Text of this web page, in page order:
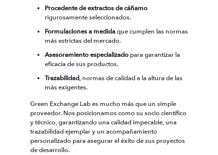
Procedente de extractos de cáñamo
rigurosamente seleccionados.
Formulaciones a medidaque cumplen las normas
más estrictas del mercado.
Asesoramiento especializado para garantizar la
eficacia de sus productos.
Trazabilidad, normas de calidad a la altura de las
más exigentes.
Green Exchange Lab es mucho más que un simple
proveedor. Nos posicionamos como su socio científico
y técnico, garantizando una calidad impecable, una
trazabilidad ejemplar y un acompañamiento
personalizado para asegurar el éxito de sus proyectos
de desarrollo.